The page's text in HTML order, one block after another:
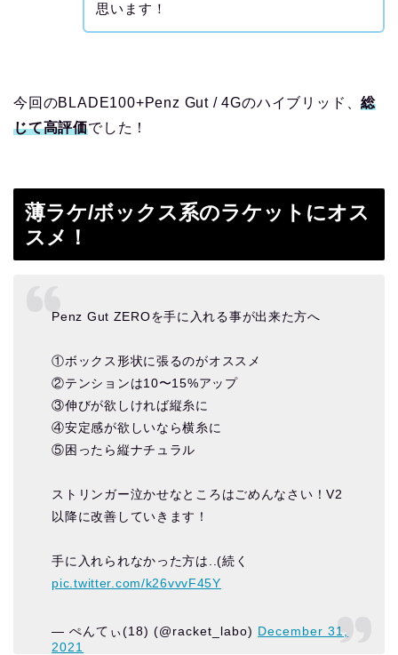
思います！
今回のBLADE100+Penz Gut / 4Gのハイブリッド、総
じて高評価でした！
薄ラケ/ボックス系のラケットにオス
スメ！
Penz Gut ZEROを手に入れる事が出来た方へ
①ボックス形状に張るのがオススメ
②テンションは10〜15%アップ
③伸びが欲しければ縦糸に
④安定感が欲しいなら横糸に
⑤困ったら縦ナチュラル
ストリンガー泣かせなところはごめんなさい！V2
以降に改善していきます！
手に入れられなかった方は..(続く
pic.twitter.com/k26vvvF45Y
— ぺんてぃ(18) (@racket_labo) December 31,
2021